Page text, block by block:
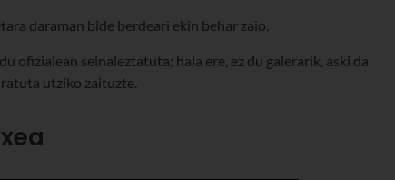
daraman bide berdeari ekin behar zaio.
ofizialean seinaleztatuta; hala ere, ez du galerarik, aski da
utziko zaituzte.